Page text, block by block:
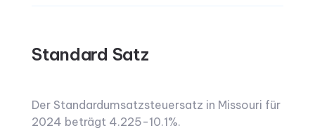
Standard Satz
Der Standardumsatzsteuersatz in Missouri für
2024 beträgt 4.225-10.1%.